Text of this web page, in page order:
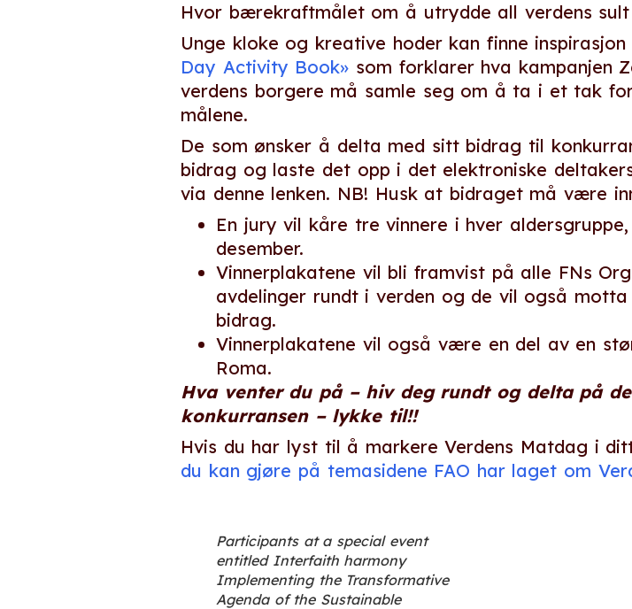
Hvor bærekraftmålet om å utrydde all verdens
Unge kloke og kreative hoder kan finne
Day Activity Book» som forklarer hva kampanjen
verdens borgere må samle seg om å ta i et tak
målene.
De som ønsker å delta med sitt bidrag til
bidrag og laste det opp i det elektroniske
via denne lenken. NB! Husk at bidraget må være
En jury vil kåre tre vinnere i hver
desember.
Vinnerplakatene vil bli framvist på alle FNs
avdelinger rundt i verden og de vil også
bidrag.
Vinnerplakatene vil også være en del av en
Roma.
Hva venter du på – hiv deg rundt og delta på
konkurransen – lykke til!!
Hvis du har lyst til å markere Verdens Matdag i
du kan gjøre på temasidene FAO har laget om
Participants at a special event
entitled Interfaith harmony
Implementing the Transformative
Agenda of the Sustainable